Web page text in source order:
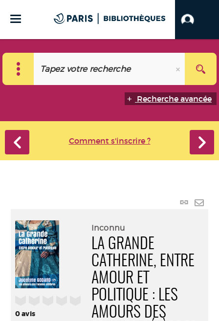
Recherche avancée
Comment s'inscrire ?
Lien
0avis
Inconnu
LA GRANDE
CATHERINE, ENTRE
AMOUR ET
POLITIQUE : LES
AMOURS DES